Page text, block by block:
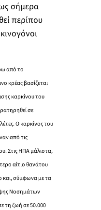
σήμερα
περίπου
από το
κρέας βασίζεται
καρκίνου του
σε
Ο καρκίνος του
από τις
Στις ΗΠΑ μάλιστα,
αίτιο θανάτου
και, σύμφωνα με τα
Νοσημάτων
τη ζωή σε 50.000